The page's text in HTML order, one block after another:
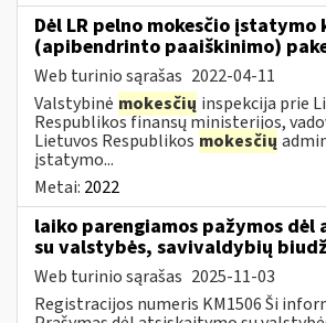
Dėl LR pelno mokesčio įstatymo
(apibendrinto paaiškinimo)
Web turinio sąrašas 2022-04-11
Valstybinė mokesčių inspekcija prie
Respublikos finansų ministerijos,
Lietuvos Respublikos mokesčių
įstatymo...
Metai: 2022
laiko parengiamos pažymos
su valstybės, savivaldybių
Web turinio sąrašas 2025-11-03
Registracijos numeris KM1506 Ši